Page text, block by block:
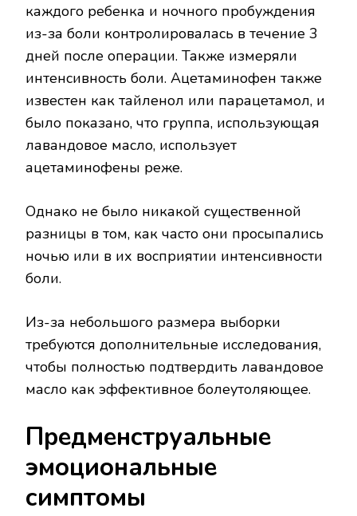
каждого ребенка и ночного пробуждения
из-за боли контролировалась в течение 3
дней после операции. Также измеряли
интенсивность боли. Ацетаминофен также
известен как тайленол или парацетамол, и
было показано, что группа, использующая
лавандовое масло, использует
ацетаминофены реже.
Однако не было никакой существенной
разницы в том, как часто они просыпались
ночью или в их восприятии интенсивности
боли.
Из-за небольшого размера выборки
требуются дополнительные исследования,
чтобы полностью подтвердить лавандовое
масло как эффективное болеутоляющее.
Предменструальные
эмоциональные
симптомы